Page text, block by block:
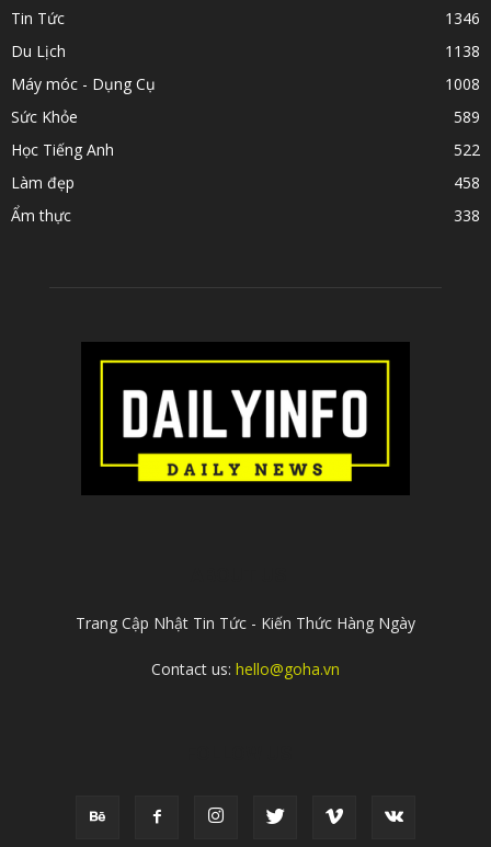
Tin Tức
1346
Du Lịch
1138
Máy móc - Dụng Cụ
1008
Sức Khỏe
589
Học Tiếng Anh
522
Làm đẹp
458
Ẩm thực
338
Trang Cập Nhật Tin Tức - Kiến Thức Hàng Ngày
Contact us: hello@goha.vn